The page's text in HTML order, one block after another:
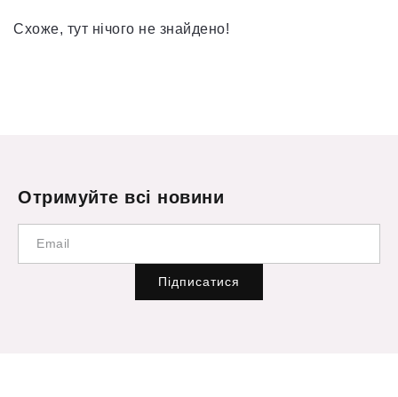
Схоже, тут нічого не знайдено!
Отримуйте всі новини
Підписатися